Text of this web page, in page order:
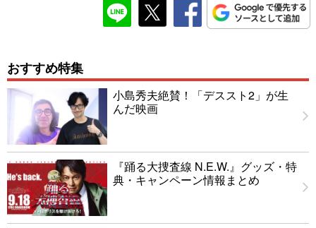
おすすめ特集
小島秀夫絶賛！「デススト2」が生
んだ映画
『踊る大捜査線 N.E.W.』グッズ・特
典・キャンペーン情報まとめ